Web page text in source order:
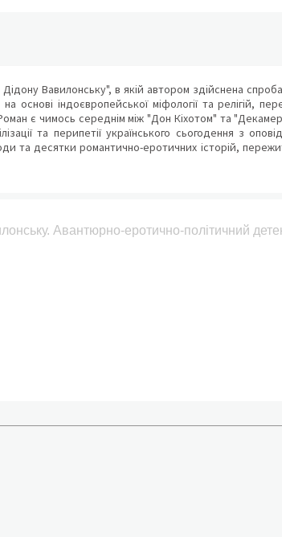
Вавилонську", в якій автором здійснена спроба
основі індоєвропейської міфології та релігій,
Роман є чимось середнім між "Дон Кіхотом" та
та перипетії українського сьогодення з
та десятки романтично-еротичних історій,
Авантюрно-еротично-політичний